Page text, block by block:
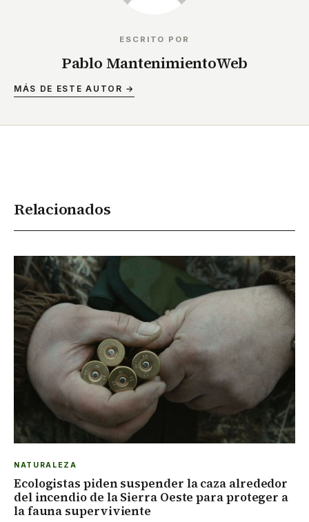
ESCRITO POR
Pablo MantenimientoWeb
MÁS DE ESTE AUTOR →
Relacionados
NATURALEZA
Ecologistas piden suspender la caza alrededor
del incendio de la Sierra Oeste para proteger a
la fauna superviviente